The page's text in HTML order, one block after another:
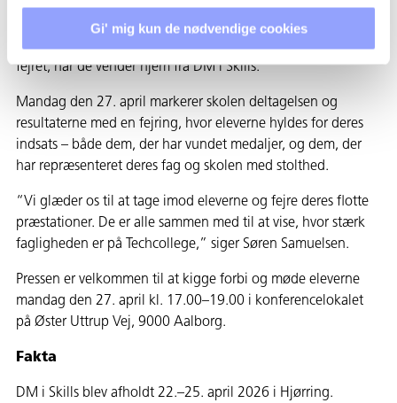
Gi' mig kun de nødvendige cookies
Techcollege fejrer eleverne
På Techcollege bliver elevernes indsats og præstationer
fejret, når de vender hjem fra DM i Skills.
Mandag den 27. april markerer skolen deltagelsen og
resultaterne med en fejring, hvor eleverne hyldes for deres
indsats – både dem, der har vundet medaljer, og dem, der
har repræsenteret deres fag og skolen med stolthed.
“Vi glæder os til at tage imod eleverne og fejre deres flotte
præstationer. De er alle sammen med til at vise, hvor stærk
fagligheden er på Techcollege,” siger Søren Samuelsen.
Pressen er velkommen til at kigge forbi og møde eleverne
mandag den 27. april kl. 17.00–19.00 i konferencelokalet
på Øster Uttrup Vej, 9000 Aalborg.
Fakta
DM i Skills blev afholdt 22.–25. april 2026 i Hjørring.